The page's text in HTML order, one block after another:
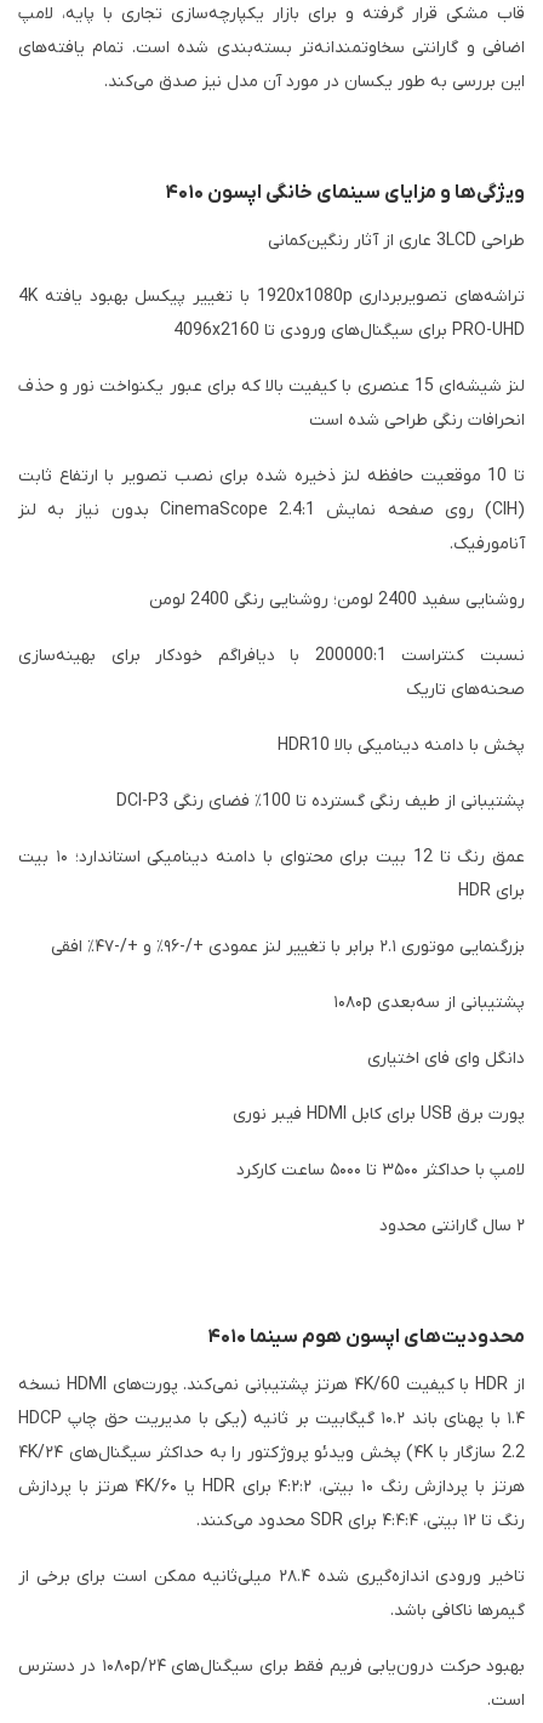
قاب مشکی قرار گرفته و برای بازار یکپارچه‌سازی تجاری با پایه، لامپ
اضافی و گارانتی سخاوتمندانه‌تر بسته‌بندی شده است. تمام یافته‌های
این بررسی به طور یکسان در مورد آن مدل نیز صدق می‌کند.
ویژگی‌ها و مزایای سینمای خانگی اپسون ۴۰۱۰
طراحی 3LCD عاری از آثار رنگین‌کمانی
تراشه‌های تصویربرداری 1920x1080p با تغییر پیکسل بهبود یافته 4K
PRO-UHD برای سیگنال‌های ورودی تا 4096x2160
لنز شیشه‌ای 15 عنصری با کیفیت بالا که برای عبور یکنواخت نور و حذف
انحرافات رنگی طراحی شده است
تا 10 موقعیت حافظه لنز ذخیره شده برای نصب تصویر با ارتفاع ثابت
(CIH) روی صفحه نمایش CinemaScope 2.4:1 بدون نیاز به لنز
آنامورفیک.
روشنایی سفید 2400 لومن؛ روشنایی رنگی 2400 لومن
نسبت کنتراست 200000:1 با دیافراگم خودکار برای بهینه‌سازی
صحنه‌های تاریک
پخش با دامنه دینامیکی بالا HDR10
پشتیبانی از طیف رنگی گسترده تا 100٪ فضای رنگی DCI-P3
عمق رنگ تا 12 بیت برای محتوای با دامنه دینامیکی استاندارد؛ ۱۰ بیت
برای HDR
بزرگنمایی موتوری ۲.۱ برابر با تغییر لنز عمودی +/-۹۶٪ و +/-۴۷٪ افقی
پشتیبانی از سه‌بعدی ۱۰۸۰p
دانگل وای فای اختیاری
پورت برق USB برای کابل HDMI فیبر نوری
لامپ با حداکثر ۳۵۰۰ تا ۵۰۰۰ ساعت کارکرد
۲ سال گارانتی محدود
محدودیت‌های اپسون هوم سینما ۴۰۱۰
از HDR با کیفیت ۴K/60 هرتز پشتیبانی نمی‌کند. پورت‌های HDMI نسخه
۱.۴ با پهنای باند ۱۰.۲ گیگابیت بر ثانیه (یکی با مدیریت حق چاپ HDCP
2.2 سازگار با ۴K) پخش ویدئو پروژکتور را به حداکثر سیگنال‌های ۴K/۲۴
هرتز با پردازش رنگ ۱۰ بیتی، ۴:۲:۲ برای HDR یا ۴K/۶۰ هرتز با پردازش
رنگ تا ۱۲ بیتی، ۴:۴:۴ برای SDR محدود می‌کنند.
تاخیر ورودی اندازه‌گیری شده ۲۸.۴ میلی‌ثانیه ممکن است برای برخی از
گیمرها ناکافی باشد.
بهبود حرکت درون‌یابی فریم فقط برای سیگنال‌های ۱۰۸۰p/۲۴ در دسترس
است.